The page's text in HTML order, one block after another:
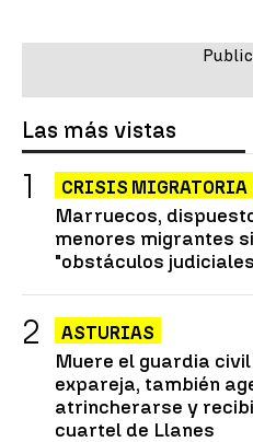
Las más vistas
CRISIS MIGRATORIA
Marruecos,
menores migrantes
"obstáculos
ASTURIAS
Muere el guardia
expareja, también
atrincherarse y
cuartel de Llanes